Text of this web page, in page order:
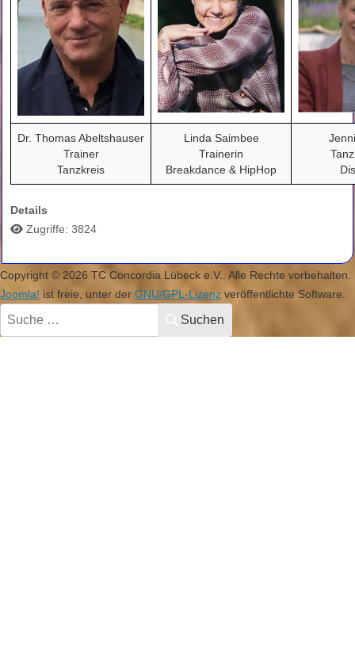
Dr. Thomas Abeltshauser
Trainer
Tanzkreis
Linda Saimbee
Trainerin
Breakdance & HipHop
Details
Zugriffe: 3824
Copyright © 2026 TC Concordia Lübeck e.V.. Alle Rechte vorbehalten.
Joomla! ist freie, unter der GNU/GPL-Lizenz veröffentlichte Software.
Suchen
Suchen